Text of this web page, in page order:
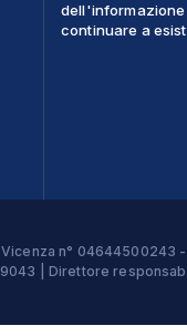
dell'informazione
continuare a
n° 04644500243 -
| Direttore